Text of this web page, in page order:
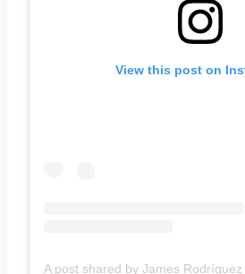
View this post on